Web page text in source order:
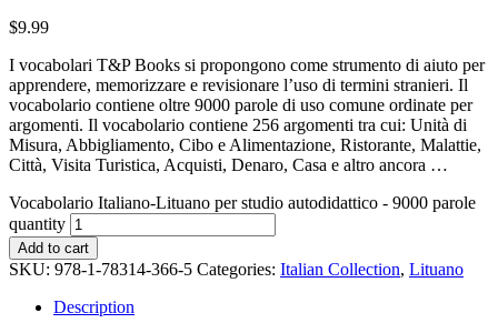
$9.99
I vocabolari T&P Books si propongono come strumento di aiuto per
apprendere, memorizzare e revisionare l’uso di termini stranieri. Il
vocabolario contiene oltre 9000 parole di uso comune ordinate per
argomenti. Il vocabolario contiene 256 argomenti tra cui: Unità di
Misura, Abbigliamento, Cibo e Alimentazione, Ristorante, Malattie,
Città, Visita Turistica, Acquisti, Denaro, Casa e altro ancora …
Vocabolario Italiano-Lituano per studio autodidattico - 9000 parole
quantity
Add to cart
SKU: 978-1-78314-366-5 Categories: Italian Collection, Lituano
Description